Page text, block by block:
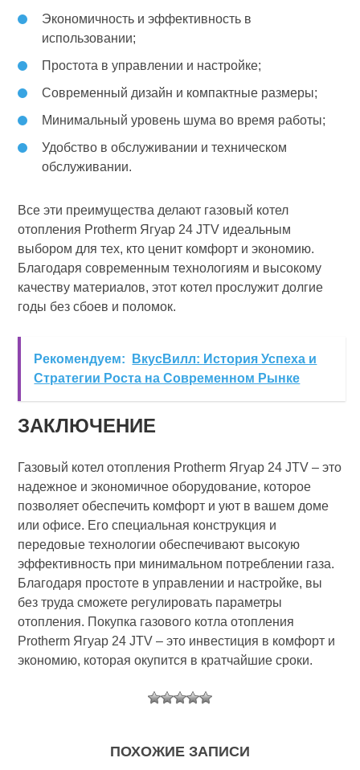
Экономичность и эффективность в
использовании;
Простота в управлении и настройке;
Современный дизайн и компактные размеры;
Минимальный уровень шума во время работы;
Удобство в обслуживании и техническом
обслуживании.
Все эти преимущества делают газовый котел
отопления Protherm Ягуар 24 JTV идеальным
выбором для тех, кто ценит комфорт и экономию.
Благодаря современным технологиям и высокому
качеству материалов, этот котел прослужит долгие
годы без сбоев и поломок.
Рекомендуем:
ВкусВилл: История Успеха и
Стратегии Роста на Современном Рынке
ЗАКЛЮЧЕНИЕ
Газовый котел отопления Protherm Ягуар 24 JTV – это
надежное и экономичное оборудование, которое
позволяет обеспечить комфорт и уют в вашем доме
или офисе. Его специальная конструкция и
передовые технологии обеспечивают высокую
эффективность при минимальном потреблении газа.
Благодаря простоте в управлении и настройке, вы
без труда сможете регулировать параметры
отопления. Покупка газового котла отопления
Protherm Ягуар 24 JTV – это инвестиция в комфорт и
экономию, которая окупится в кратчайшие сроки.
ПОХОЖИЕ ЗАПИСИ